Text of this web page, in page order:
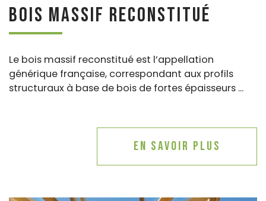
Bois massif reconstitué
Le bois massif reconstitué est l’appellation
générique française, correspondant aux profils
structuraux à base de bois de fortes épaisseurs ...
En savoir plus